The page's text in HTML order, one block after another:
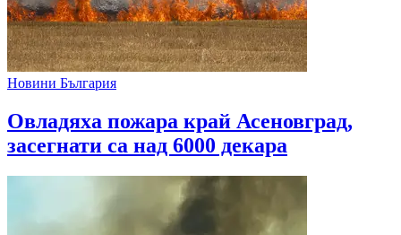
Новини България
Овладяха пожара край Асеновград,
засегнати са над 6000 декара